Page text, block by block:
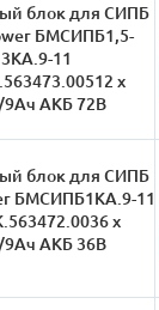
блок для СИПБ
БМСИПБ1,5-
3КА.9-11
х
9Ач АКБ 72В
блок для СИПБ
БМСИПБ1КА.9-11
х
9Ач АКБ 36В